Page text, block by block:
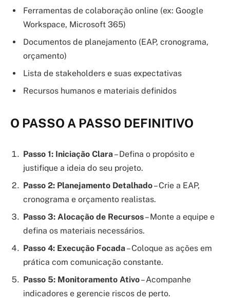
Ferramentas de colaboração online (ex: Google
Workspace, Microsoft 365)
Documentos de planejamento (EAP, cronograma,
orçamento)
Lista de stakeholders e suas expectativas
Recursos humanos e materiais definidos
O PASSO A PASSO DEFINITIVO
Passo 1: Iniciação Clara– Defina o propósito e
justifique a ideia do seu projeto.
Passo 2: Planejamento Detalhado– Crie a EAP,
cronograma e orçamento realistas.
Passo 3: Alocação de Recursos– Monte a equipe e
defina os materiais necessários.
Passo 4: Execução Focada– Coloque as ações em
prática com comunicação constante.
Passo 5: Monitoramento Ativo– Acompanhe
indicadores e gerencie riscos de perto.